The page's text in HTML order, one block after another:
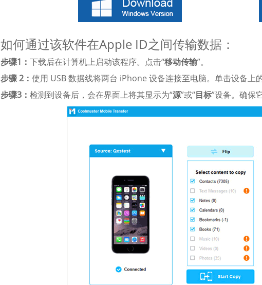
如何通过该软件在Apple ID之间传输数据：
步骤1： 下载后在计算机上启动该程序。点击“移动传输”。
步骤 2： 使用 USB 数据线将两台 iPhone 设备连接至电脑。单击设备上
步骤3： 检测到设备后，会在界面上将其显示为“源”或“目标”设备。确保